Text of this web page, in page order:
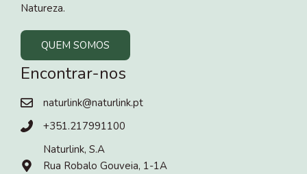
Natureza.
QUEM SOMOS
Encontrar-nos
naturlink@naturlink.pt
+351.217991100
Naturlink, S.A
Rua Robalo Gouveia, 1-1A